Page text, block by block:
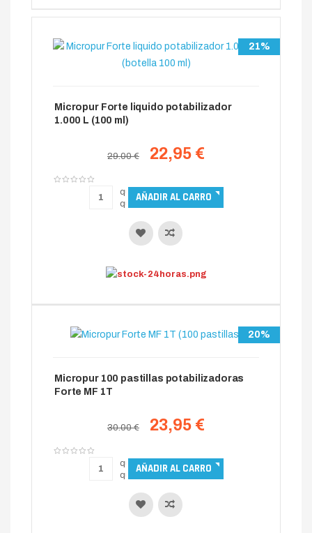
21%
Micropur Forte liquido potabilizador
1.000 L (100 ml)
29.00 € 22,95 €
20%
Micropur 100 pastillas potabilizadoras
Forte MF 1T
30.00 € 23,95 €